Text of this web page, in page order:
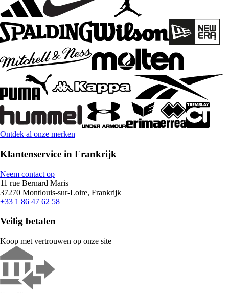
Ontdek al onze merken
Klantenservice in Frankrijk
Neem contact op
11 rue Bernard Maris
37270 Montlouis-sur-Loire, Frankrijk
+33 1 86 47 62 58
Veilig betalen
Koop met vertrouwen op onze site